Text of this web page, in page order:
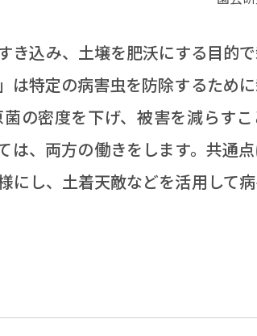
き込み、土壌を肥沃にする目的
は特定の病害虫を防除するため
の密度を下げ、被害を減らすこ
は、両方の働きをします。共通
にし、土着天敵などを活用して